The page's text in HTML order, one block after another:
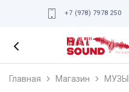
+7 (978) 7978 250
Главная Магазин